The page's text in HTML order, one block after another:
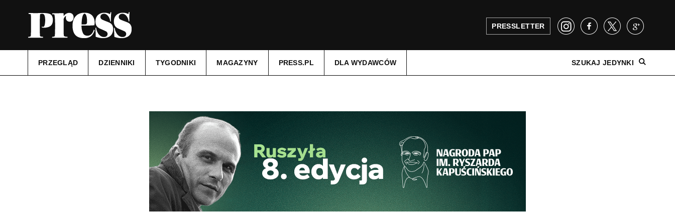
PRESSLETTER
PRZEGLĄD DZIENNIKI TYGODNIKI MAGAZYNY PRESS.PL DLA WYDAWCÓW SZUKAJ JEDYNKI